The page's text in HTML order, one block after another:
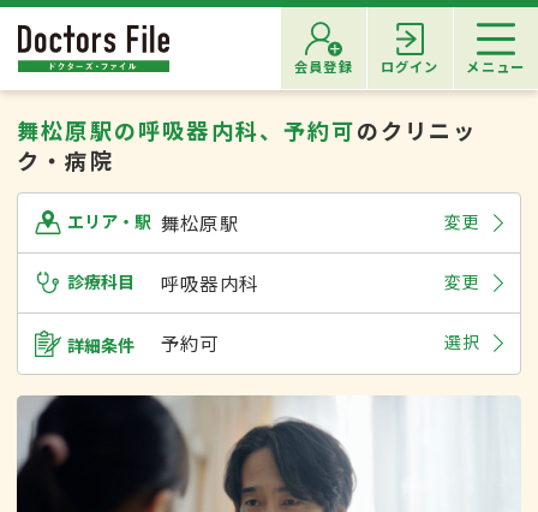
会員登録 ログイン メニュー
舞松原駅の呼吸器内科、予約可のクリニッ
ク・病院
エリア・駅 舞松原駅 変更
診療科目 呼吸器内科 変更
詳細条件 予約可 選択